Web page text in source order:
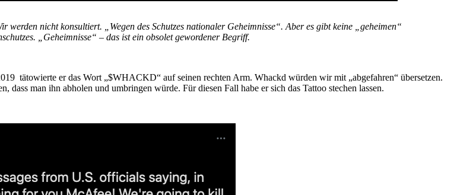
werden nicht konsultiert. „Wegen des Schutzes nationaler Geheimnisse“. Aber es gibt keine „geheimen“
„Geheimnisse“ – das ist ein obsolet gewordener Begriff.
tätowierte er das Wort „$WHACKD“ auf seinen rechten Arm. Whackd würden wir mit „abgefahren“ übersetzen.
dass man ihn abholen und umbringen würde. Für diesen Fall habe er sich das Tattoo stechen lassen.